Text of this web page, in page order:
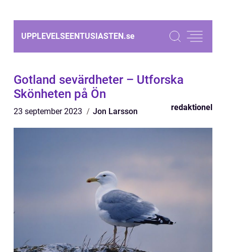
UPPLEVELSEENTUSIASTEN.se
Gotland sevärdheter – Utforska
Skönheten på Ön
23 september 2023 Jon Larsson redaktionel